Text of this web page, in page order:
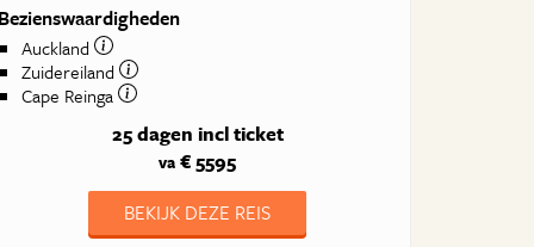
Auckland
Zuidereiland
Cape Reinga
25 dagen incl ticket
va € 5595
BEKIJK DEZE REIS